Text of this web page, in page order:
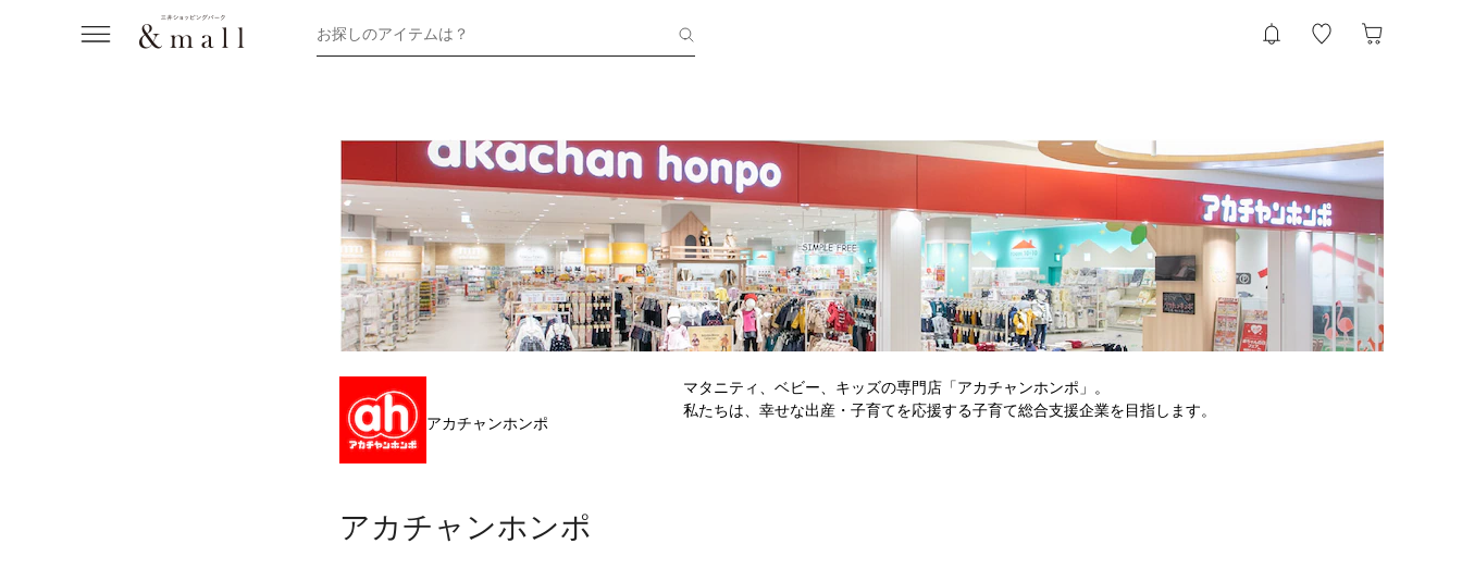
お探しのアイテムは？
アカチャンホンポ
マタニティ、ベビー、キッズの専門店「アカチャンホンポ」。
私たちは、幸せな出産・子育てを応援する子育て総合支援企業を目指します。
アカチャンホンポ